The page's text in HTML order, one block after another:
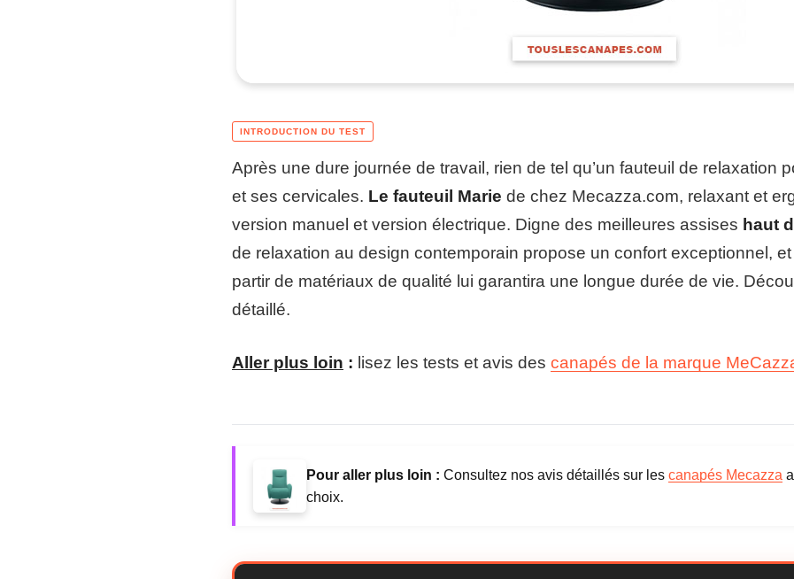
Après une dure journée de travail, rien de tel qu’un fauteuil de relaxation
et ses cervicales. Le fauteuil Marie de chez Mecazza.com, relaxant et
version manuel et version électrique. Digne des meilleures assises haut
de relaxation au design contemporain propose un confort exceptionnel,
partir de matériaux de qualité lui garantira une longue durée de vie.
détaillé.
Aller plus loin : lisez les tests et avis des canapés de la marque
Pour aller plus loin : Consultez nos avis détaillés sur les canapés Mecazza
choix.